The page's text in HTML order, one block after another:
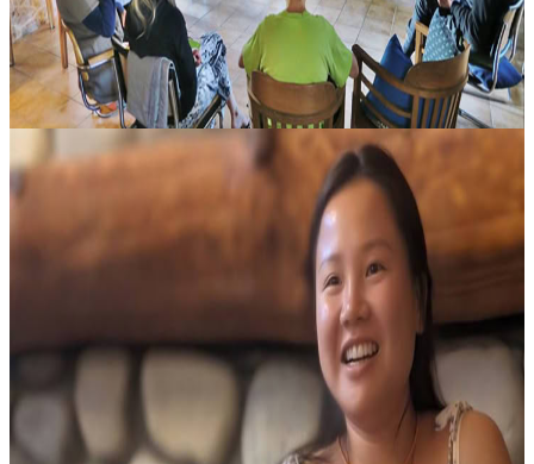
2900,00 CA$
6 settembre 2026 18:00
Vancouver, Canada
Programma intensivo di Karma Yoga di tre mesi –
iscrizione principale
Programma intensivo di tre mesi di Karma Yoga per il risveglio
spirituale Risvegliarsi attraverso l’azione Si tratta della proposta
formativa più avanzata, pensata per chi è pronto a guardarsi con
sin...
2775,00 CA$
8 settembre 2026 18:00